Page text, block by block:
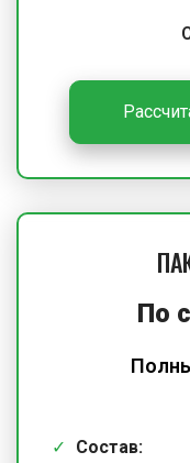
По
Состав: